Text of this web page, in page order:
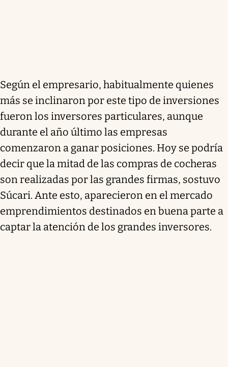
Según el empresario, habitualmente quienes
más se inclinaron por este tipo de inversiones
fueron los inversores particulares, aunque
durante el año último las empresas
comenzaron a ganar posiciones. Hoy se podría
decir que la mitad de las compras de cocheras
son realizadas por las grandes firmas, sostuvo
Súcari. Ante esto, aparecieron en el mercado
emprendimientos destinados en buena parte a
captar la atención de los grandes inversores.